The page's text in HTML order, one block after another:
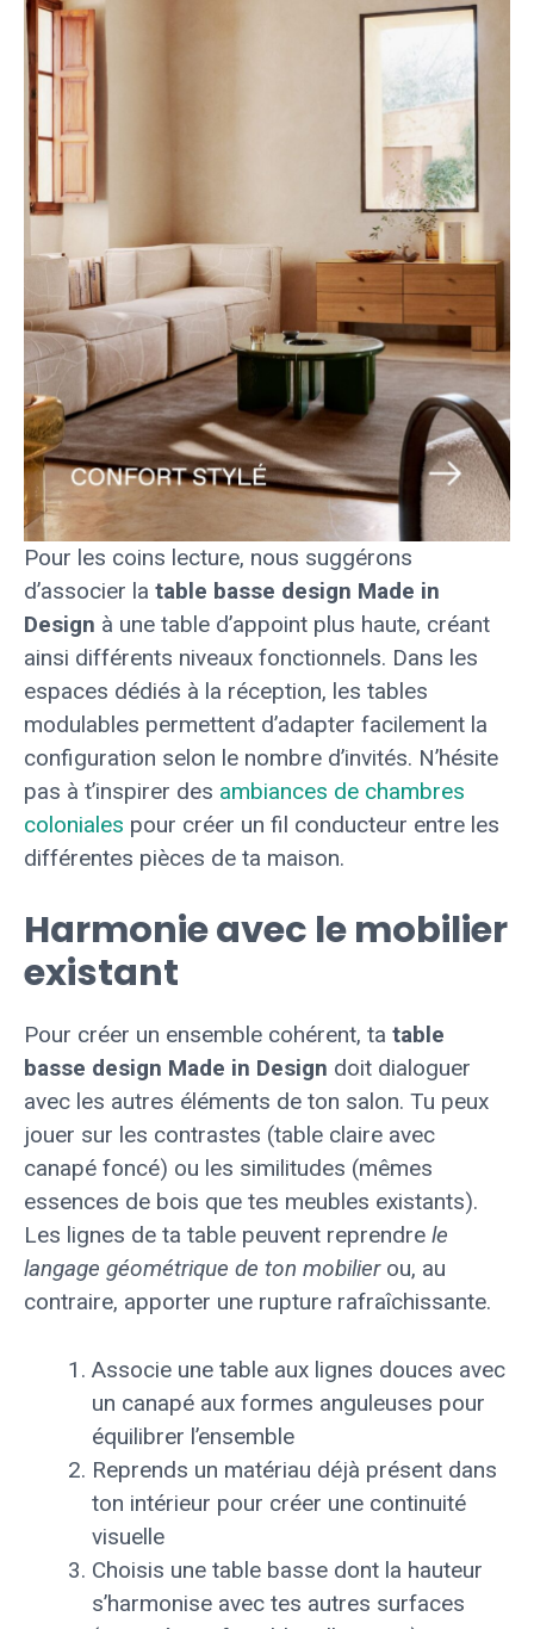
Pour les coins lecture, nous suggérons
d’associer la table basse design Made in
Design à une table d’appoint plus haute, créant
ainsi différents niveaux fonctionnels. Dans les
espaces dédiés à la réception, les tables
modulables permettent d’adapter facilement la
configuration selon le nombre d’invités. N’hésite
pas à t’inspirer des ambiances de chambres
coloniales pour créer un fil conducteur entre les
différentes pièces de ta maison.
Harmonie avec le mobilier
existant
Pour créer un ensemble cohérent, ta table
basse design Made in Design doit dialoguer
avec les autres éléments de ton salon. Tu peux
jouer sur les contrastes (table claire avec
canapé foncé) ou les similitudes (mêmes
essences de bois que tes meubles existants).
Les lignes de ta table peuvent reprendre le
langage géométrique de ton mobilierou, au
contraire, apporter une rupture rafraîchissante.
Associe une table aux lignes douces avec
un canapé aux formes anguleuses pour
équilibrer l’ensemble
Reprends un matériau déjà présent dans
ton intérieur pour créer une continuité
visuelle
Choisis une table basse dont la hauteur
s’harmonise avec tes autres surfaces